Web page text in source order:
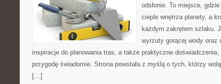
odsłonie. To miejsce,
cieple wnętrza planety, a
każdym zakrętem szlaku.
wyrzuty gorącej wody oraz
inspiracje do planowania tras, a także praktyczne
przygodę świadomie. Strona powstała z myślą o tych, którzy
[…]